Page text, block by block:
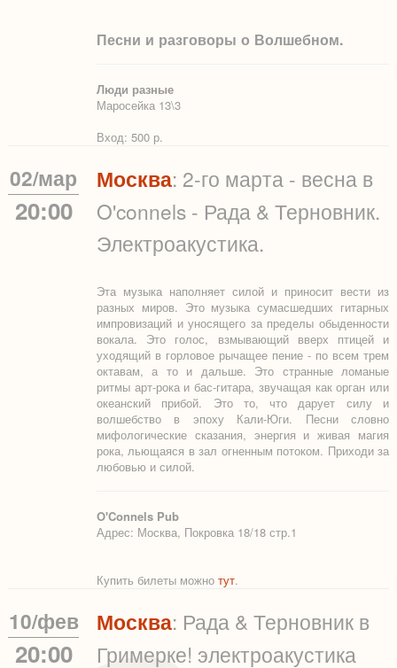
Песни и разговоры о Волшебном.
Люди разные
Маросейка 13\3
Вход: 500 р.
02/мар
20:00
Москва: 2-го марта - весна в
O'connels - Рада & Терновник.
Электроакустика.
Эта музыка наполняет силой и приносит вести из
разных миров. Это музыка сумасшедших гитарных
импровизаций и уносящего за пределы обыденности
вокала. Это голос, взмывающий вверх птицей и
уходящий в горловое рычащее пение - по всем трем
октавам, а то и дальше. Это странные ломаные
ритмы арт-рока и бас-гитара, звучащая как орган или
океанский прибой. Это то, что дарует силу и
волшебство в эпоху Кали-Юги. Песни словно
мифологические сказания, энергия и живая магия
рока, льющаяся в зал огненным потоком. Приходи за
любовью и силой.
O'Connels Pub
Адрес: Москва, Покровка 18/18 стр.1
Купить билеты можно тут.
10/фев
20:00
Москва: Рада & Терновник в
Гримерке! электроакустика